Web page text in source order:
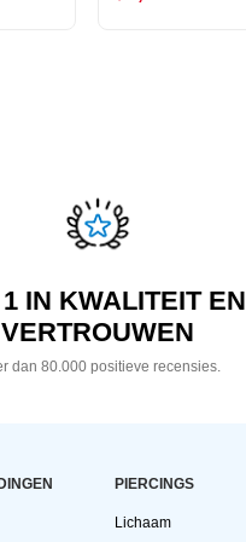
IN KWALITEIT EN
VERTROUWEN
dan 80.000 positieve recensies.
PIERCINGS
Lichaam